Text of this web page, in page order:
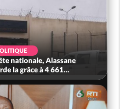
nationale, Alassane
la grâce à 4 661...